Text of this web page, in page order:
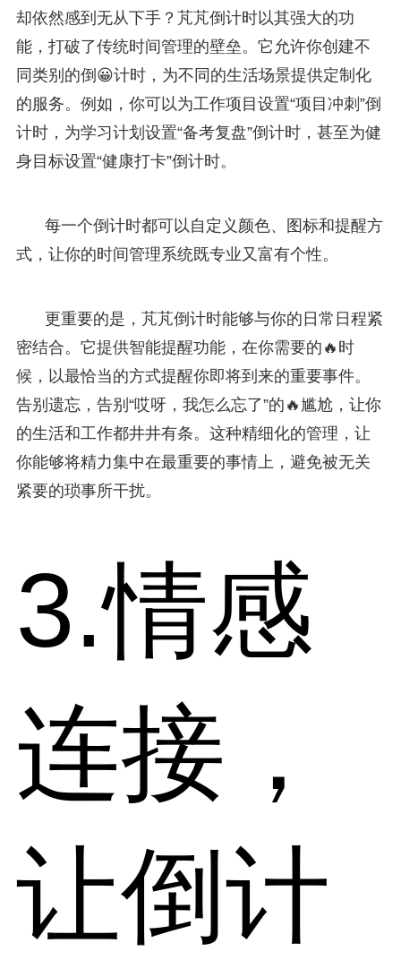
却依然感到无从下手？芃芃倒计时以其强大的功
能，打破了传统时间管理的壁垒。它允许你创建不
同类别的倒😀计时，为不同的生活场景提供定制化
的服务。例如，你可以为工作项目设置“项目冲刺”倒
计时，为学习计划设置“备考复盘”倒计时，甚至为健
身目标设置“健康打卡”倒计时。
每一个倒计时都可以自定义颜色、图标和提醒方
式，让你的时间管理系统既专业又富有个性。
更重要的是，芃芃倒计时能够与你的日常日程紧
密结合。它提供智能提醒功能，在你需要的🔥时
候，以最恰当的方式提醒你即将到来的重要事件。
告别遗忘，告别“哎呀，我怎么忘了”的🔥尴尬，让你
的生活和工作都井井有条。这种精细化的管理，让
你能够将精力集中在最重要的事情上，避免被无关
紧要的琐事所干扰。
3.情感
连接，
让倒计